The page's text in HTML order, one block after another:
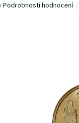
Podrobnosti hodnocení